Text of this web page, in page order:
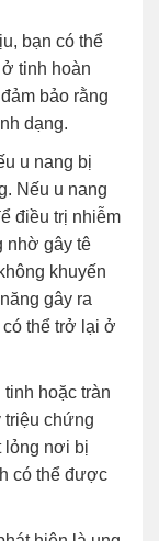
bạn có thể
tinh hoàn
bảo rằng
dạng.
u nang bị
Nếu u nang
điều trị nhiễm
nhờ gây tê
khuyến
gây ra
thể trở lại ở
hoặc tràn
triệu chứng
lỏng nơi bị
có thể được